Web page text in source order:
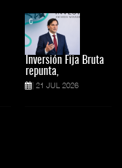
Inversión Fija Bruta
repunta,
21 JUL 2026